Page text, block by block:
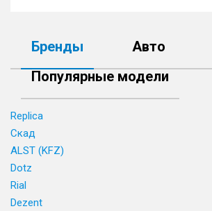
Бренды
Авто
Популярные модели
Replica
Скад
ALST (KFZ)
Dotz
Rial
Dezent